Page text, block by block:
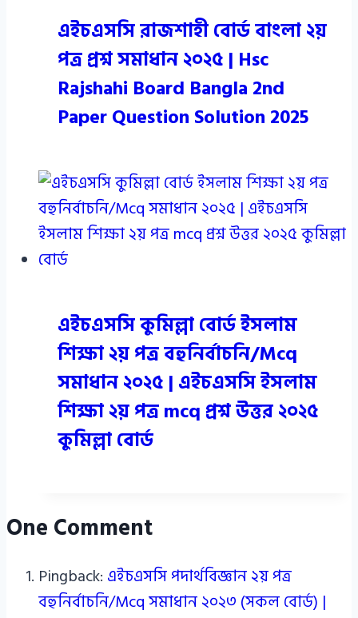
এইচএসসি রাজশাহী বোর্ড বাংলা ২য়
পত্র প্রশ্ন সমাধান ২০২৫ | Hsc
Rajshahi Board Bangla 2nd
Paper Question Solution 2025
এইচএসসি কুমিল্লা বোর্ড ইসলাম
শিক্ষা ২য় পত্র বহুনির্বাচনি/Mcq
সমাধান ২০২৫ | এইচএসসি ইসলাম
শিক্ষা ২য় পত্র mcq প্রশ্ন উত্তর ২০২৫
কুমিল্লা বোর্ড
One Comment
Pingback: এইচএসসি পদার্থবিজ্ঞান ২য় পত্র
বহুনির্বাচনি/Mcq সমাধান ২০২৩ (সকল বোর্ড) |